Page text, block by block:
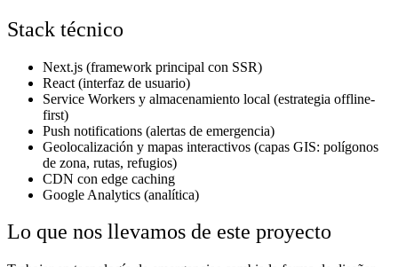
Stack técnico
Next.js (framework principal con SSR)
React (interfaz de usuario)
Service Workers y almacenamiento local (estrategia offline-
first)
Push notifications (alertas de emergencia)
Geolocalización y mapas interactivos (capas GIS: polígonos
de zona, rutas, refugios)
CDN con edge caching
Google Analytics (analítica)
Lo que nos llevamos de este proyecto